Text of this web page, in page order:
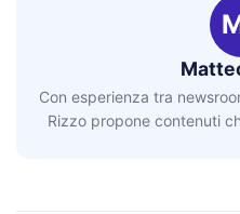
Con esperienza tra
Rizzo propone contenuti